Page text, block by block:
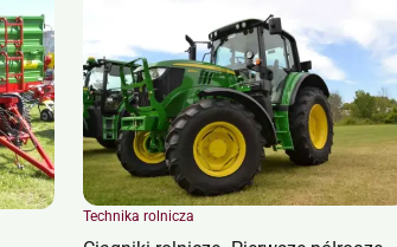
Technika rolnicza